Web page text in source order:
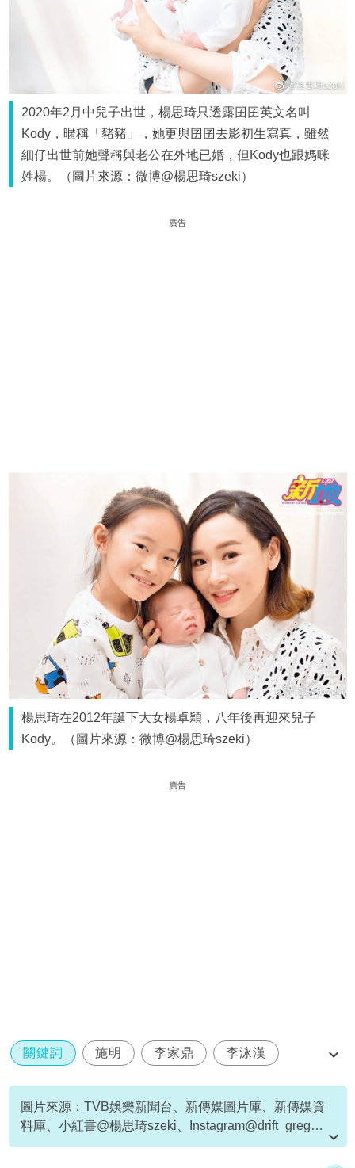
2020年2月中兒子出世，楊思琦只透露囝囝英文名叫
Kody，暱稱「豬豬」，她更與囝囝去影初生寫真，雖然
細仔出世前她聲稱與老公在外地已婚，但Kody也跟媽咪
姓楊。（圖片來源：微博@楊思琦szeki）
廣告
楊思琦在2012年誕下大女楊卓穎，八年後再迎來兒子
Kody。（圖片來源：微博@楊思琦szeki）
廣告
關鍵詞 施明 李家鼎 李泳漢
李泳豪
圖片來源：TVB娛樂新聞台、新傳媒圖片庫、新傳媒資
料庫、小紅書@楊思琦szeki、Instagram@drift_greg、
微博@楊思琦szeki
資料或影片來源：原文刊於新假期